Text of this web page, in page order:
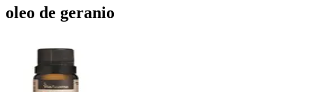
oleo de geranio